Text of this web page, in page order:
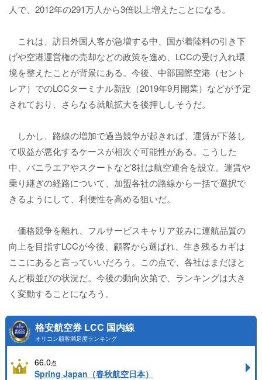
人で、2012年の291万人から3倍以上増えたことになる。
これは、訪日外国人客が急増する中、国が着陸料の引き下
げや空港運営権の売却などの政策を進め、LCCの受け入れ環
境を整えたことが背景にある。今後、中部国際空港（セント
レア）でのLCCターミナル新設（2019年9月開業）などが予定
されており、さらなる就航拡大を後押ししそうだ。
しかし、路線の増加で過当競争が起きれば、運賃が下落し
て収益が悪化するケースが相次ぐ可能性がある。こうした
中、バニラエアやスクートなど8社は航空連合を設立。運賃や
乗り継ぎの経路について、加盟各社の路線から一括で選択で
きるようにして、利便性を高める狙いだ。
価格競争を離れ、フルサービスキャリア並みに運航品質の
向上を目指すLCCが今後、顧客から選ばれ、生き残るカギは
ここにあると言っていいだろう。この点で、各社はまだほと
んど横並びの状況だ。今後の動向次第で、ランキングは大き
く変動することになろう。
格安航空券 LCC 国内線
オリコン顧客満足度ランキング
66.0点
Spring Japan（春秋航空日本）